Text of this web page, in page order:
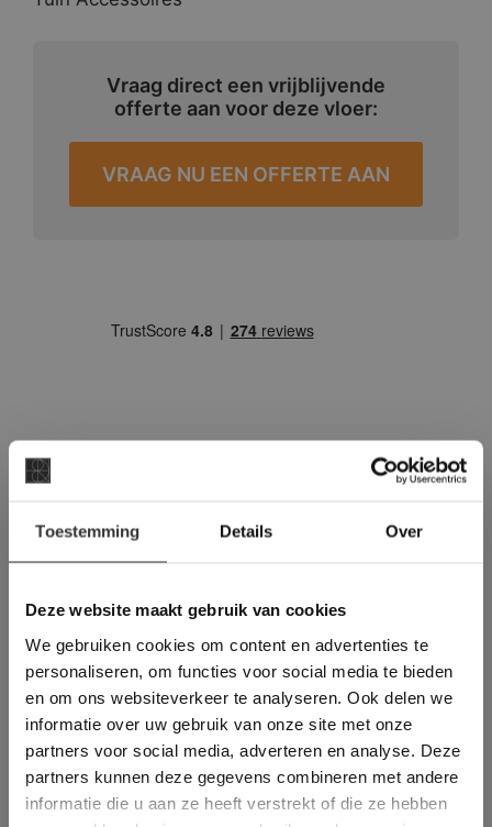
Toestemming Details Over
Deze website maakt gebruik van cookies
We gebruiken cookies om content en advertenties te
personaliseren, om functies voor social media te bieden
en om ons websiteverkeer te analyseren. Ook delen we
informatie over uw gebruik van onze site met onze
partners voor social media, adverteren en analyse. Deze
partners kunnen deze gegevens combineren met andere
informatie die u aan ze heeft verstrekt of die ze hebben
Vraag direct een vrijblijvende
offerte aan voor deze vloer:
VRAAG NU EEN OFFERTE AAN
Vraag direct een
vrijblijvende offerte aan:
Een offerte aanvragen bij van den
denken met u mee, maken een prijs op
basis van het leveradres en eventueel is
een prijs voor het legwerk ook direct op
OFFERTE AANVRAGEN
Deze website maakt
gebruik van cookies.
This Cookie Banner was deleted and is no
longer working. Please contact the website
administrator.
Deze website gebruikt cookies om de
gebruikerservaring te verbeteren. Door
gebruik te maken van onze website geeft u
toestemming voor alle cookies in
overeenstemming met ons cookiebeleid.Lees
verder